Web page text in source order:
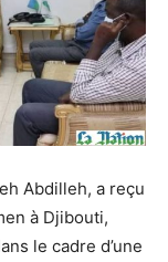
Abdilleh, a reçu
à Djibouti,
le cadre d’une